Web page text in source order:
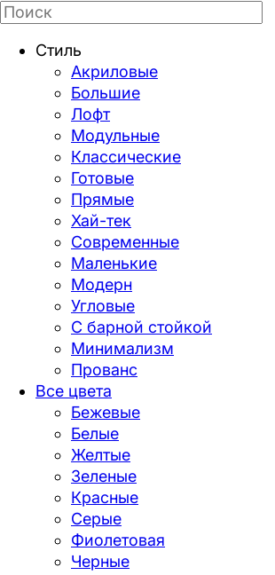
Стиль
Акриловые
Большие
Лофт
Модульные
Классические
Готовые
Прямые
Хай-тек
Современные
Маленькие
Модерн
Угловые
С барной стойкой
Минимализм
Прованс
Все цвета
Бежевые
Белые
Желтые
Зеленые
Красные
Серые
Фиолетовая
Черные